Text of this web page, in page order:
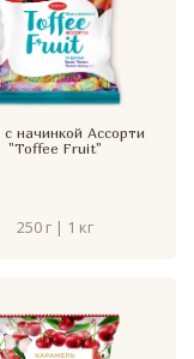
с начинкой Ассорти
"Toffee Fruit"
250 г | 1 кг